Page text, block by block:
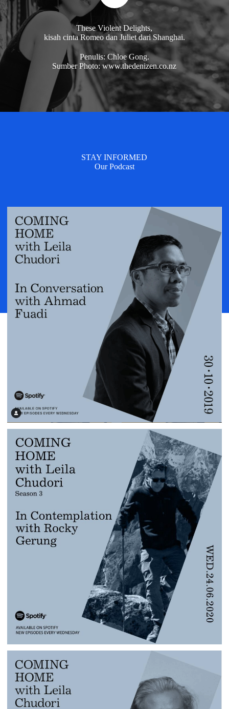
These Violent Delights,
kisah cinta Romeo dan Juliet dari Shanghai.
Penulis: Chloe Gong.
Sumber Photo: www.thedenizen.co.nz
STAY INFORMED
Our Podcast